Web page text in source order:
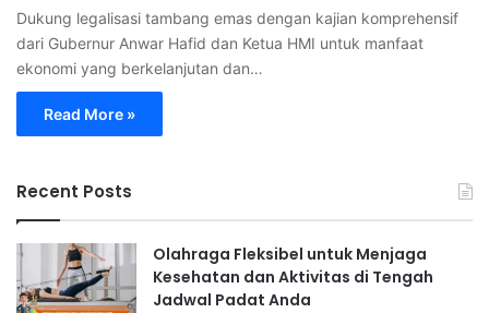
Dukung legalisasi tambang emas dengan kajian komprehensif
dari Gubernur Anwar Hafid dan Ketua HMI untuk manfaat
ekonomi yang berkelanjutan dan…
Read More »
Recent Posts
Olahraga Fleksibel untuk Menjaga
Kesehatan dan Aktivitas di Tengah
Jadwal Padat Anda